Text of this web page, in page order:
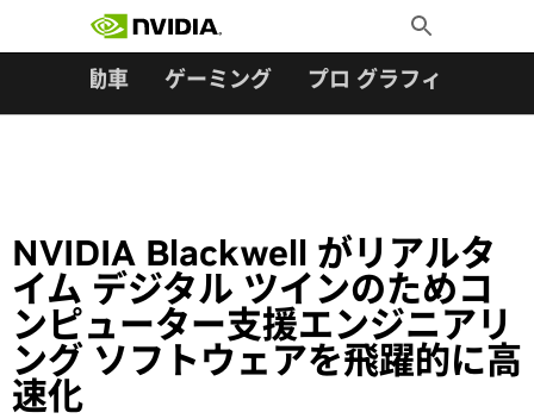
Toggle
Search
自動車 ゲーミング プロ グラフィックス
NVIDIA Blackwell がリアルタ
イム デジタル ツインのためコ
ンピューター支援エンジニアリ
ング ソフトウェアを飛躍的に高
速化